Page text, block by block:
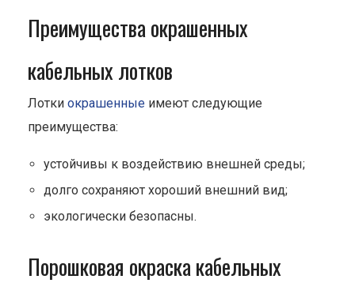
Преимущества окрашенных
кабельных лотков
Лотки окрашенные имеют следующие
преимущества:
устойчивы к воздействию внешней среды;
долго сохраняют хороший внешний вид;
экологически безопасны.
Порошковая окраска кабельных